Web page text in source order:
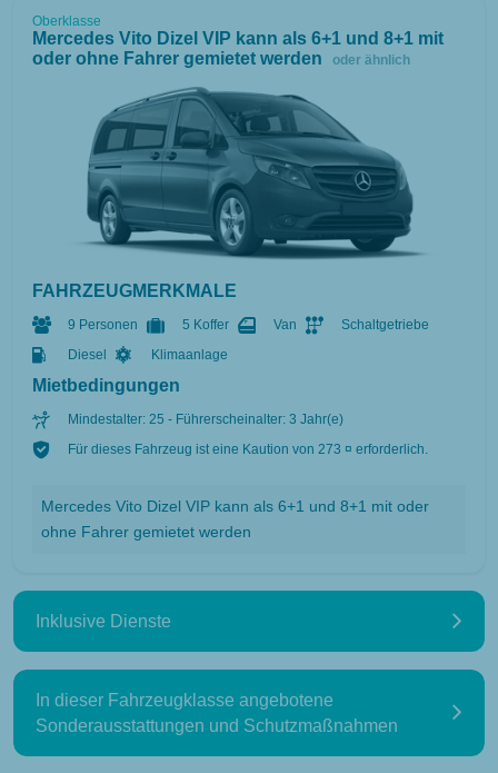
Oberklasse
Mercedes Vito Dizel VIP kann als 6+1 und 8+1 mit
oder ohne Fahrer gemietet werden
oder ähnlich
FAHRZEUGMERKMALE
9 Personen 5 Koffer Van
Schaltgetriebe
Diesel
Klimaanlage
Mietbedingungen
Mindestalter: 25 - Führerscheinalter: 3 Jahr(e)
Für dieses Fahrzeug ist eine Kaution von 273 ¤ erforderlich.
Mercedes Vito Dizel VIP kann als 6+1 und 8+1 mit oder
ohne Fahrer gemietet werden
Inklusive Dienste
In dieser Fahrzeugklasse angebotene
Sonderausstattungen und Schutzmaßnahmen